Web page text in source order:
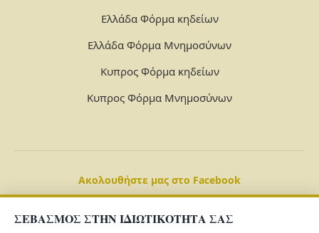
ΣΕΒΑΣΜΟΣ ΣΤΗΝ ΙΔΙΩΤΙΚΟΤΗΤΑ ΣΑΣ
Ελλάδα Φόρμα κηδείων
Ελλάδα Φόρμα Μνημοσύνων
Κυπρος Φόρμα κηδείων
Κυπρος Φόρμα Μνημοσύνων
Ακολουθήστε μας στο Facebook